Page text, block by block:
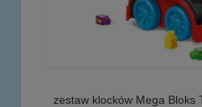
zestaw klocków Mega Bloks